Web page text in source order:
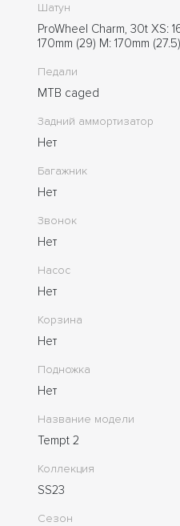
Шатун
ProWheel Charm, 30t XS:
170mm (29) M: 170mm
Педали
MTB caged
Задний аммортизатор
Нет
Багажник
Нет
Звонок
Нет
Насос
Нет
Корзина
Нет
Подножка
Нет
Название модели
Tempt 2
Коллекция
SS23
Сезон